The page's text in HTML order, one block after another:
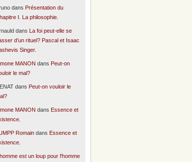
dans Présentation du
I. La philosophie.
dans
La foi peut-elle se
d’un rituel? Pascal et Isaac
Singer.
MANON dans Peut-on
le mal?
dans Peut-on vouloir le
MANON dans Essence et
Romaindans Essence et
est un loup pour l'homme